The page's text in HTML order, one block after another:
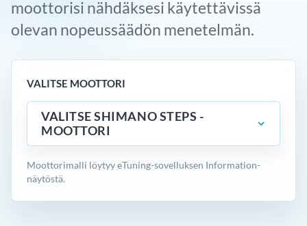
moottorisi nähdäksesi käytettävissä
olevan nopeussäädön menetelmän.
VALITSE MOOTTORI
VALITSE SHIMANO STEPS -
MOOTTORI
Moottorimalli löytyy eTuning-sovelluksen Information-
näytöstä.